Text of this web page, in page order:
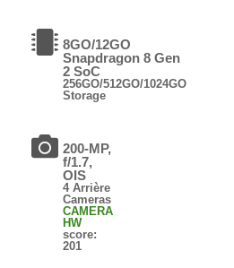
8GO/12GO
Snapdragon 8 Gen
2 SoC
256GO/512GO/1024GO
Storage
200-MP,
f/1.7,
OIS
4 Arrière
Cameras
CAMERA
HW
score:
201